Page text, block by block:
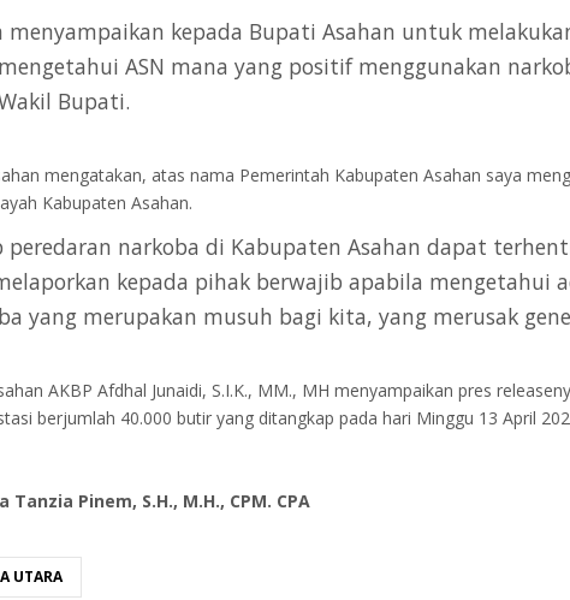
menyampaikan kepada Bupati Asahan untuk
ASN mana yang positif menggunakan
Bupati.
mengatakan, atas nama Pemerintah Kabupaten Asahan saya
Kabupaten Asahan.
peredaran narkoba di Kabupaten Asahan dapat
kepada pihak berwajib apabila mengetahui
yang merupakan musuh bagi kita, yang merusak
AKBP Afdhal Junaidi, S.I.K., MM., MH menyampaikan pres
berjumlah 40.000 butir yang ditangkap pada hari Minggu 13 April
Pinem, S.H., M.H., CPM. CPA
UTARA